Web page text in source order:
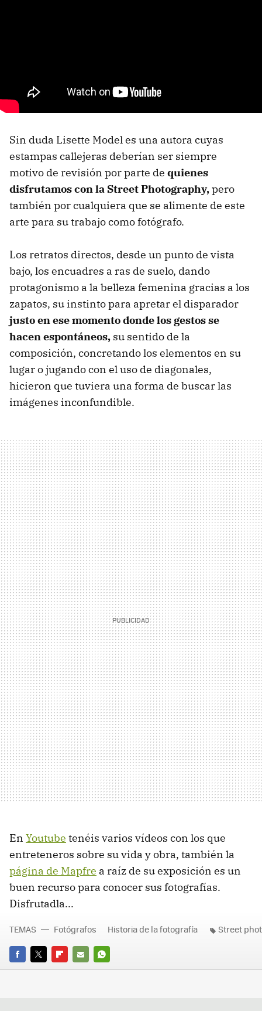
Sin duda Lisette Model es una autora cuyas
estampas callejeras deberían ser siempre
motivo de revisión por parte de quienes
disfrutamos con la Street Photography,pero
también por cualquiera que se alimente de este
arte para su trabajo como fotógrafo.
Los retratos directos, desde un punto de vista
bajo, los encuadres a ras de suelo, dando
protagonismo a la belleza femenina gracias a los
zapatos, su instinto para apretar el disparador
justo en ese momento donde los gestos se
hacen espontáneos, su sentido de la
composición, concretando los elementos en su
lugar o jugando con el uso de diagonales,
hicieron que tuviera una forma de buscar las
imágenes inconfundible.
En Youtube tenéis varios vídeos con los que
entreteneros sobre su vida y obra, también la
página de Mapfre a raíz de su exposición es un
buen recurso para conocer sus fotografías.
Disfrutadla...
FACEBOOK
TWITTERFLIPBOARD
E-
WHATSAPP
TEMAS Fotógrafos Historia de la fotografía Street